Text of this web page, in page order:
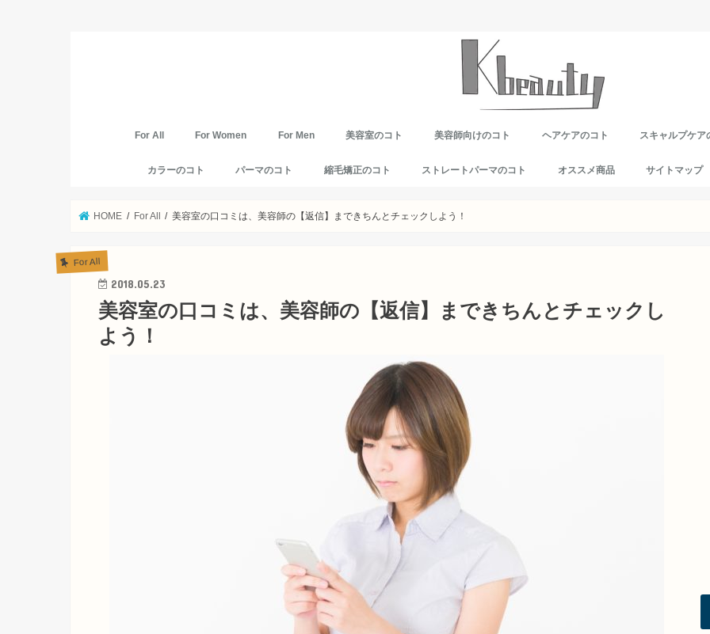
For All For Women For Men 美容室のコト 美容師向けのコト ヘアケアのコト スキャルプケア
カラーのコト パーマのコト 縮毛矯正のコト ストレートパーマのコト オススメ商品 サイトマップ
HOME For All 美容室の口コミは、美容師の【返信】まできちんとチェックしよう！
For All
2018.05.23
美容室の口コミは、美容師の【返信】まできちんとチェックし
よう！